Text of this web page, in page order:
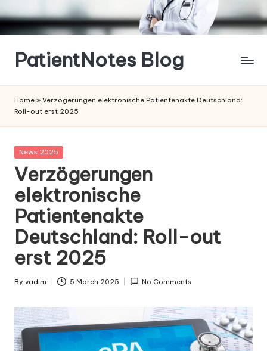
Skip
contentPatientNotes Blog
Home » Verzögerungen elektronische Patientenakte Deutschland:
Roll-out erst 2025
Posted
News 2025
Verzögerungen
elektronische
Patientenakte
Deutschland: Roll-out
erst 2025
Posted
By vadim 5 March 2025 No Comments